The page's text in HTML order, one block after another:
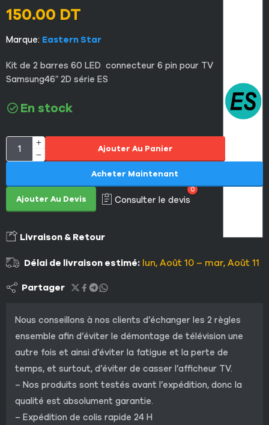
150.00 DT
Marque: Eastern Star
Kit de 2 barres 60 LED connecteur 6 pin pour TV
Samsung46″ 2D série ES
En stock
Ajouter Au Panier
Ajouter Au Devis Consulter le devis
0
Acheter Maintenant
Livraison & Retour
Délai de livraison estimé: lun, Août 10 – mar, Août 11
Partager
Nous conseillons à nos clients d’échanger les 2 règles
ensemble afin d’éviter le démontage de télévision une
autre fois et ainsi d’éviter la fatigue et la perte de
temps, et surtout, d’éviter de casser l’afficheur TV.
– Nos produits sont testés avant l’expédition, donc la
qualité est absolument garantie.
– Expédition de colis rapide 24 H